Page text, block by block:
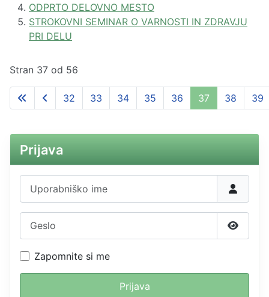
ODPRTO DELOVNO MESTO
STROKOVNI SEMINAR O VARNOSTI IN ZDRAVJU
PRI DELU
Stran 37 od 56
32 33 34 35 36 37 38 39
Prijava
Uporabniško ime
Zapomnite si me
Prijava